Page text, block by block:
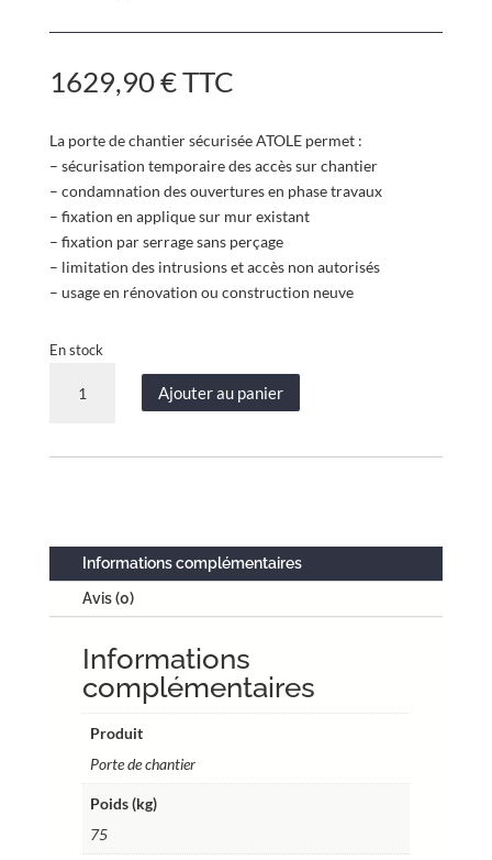
1629,90€TTC
La porte de chantier sécurisée ATOLE permet :
– sécurisation temporaire des accès sur chantier
– condamnation des ouvertures en phase travaux
– fixation en applique sur mur existant
– fixation par serrage sans perçage
– limitation des intrusions et accès non autorisés
– usage en rénovation ou construction neuve
En stock
Fixation
en
applique
Ajouter au panier
Informations complémentaires
Avis (0)
Informations
complémentaires
Produit
Porte de chantier
Poids (kg)
75